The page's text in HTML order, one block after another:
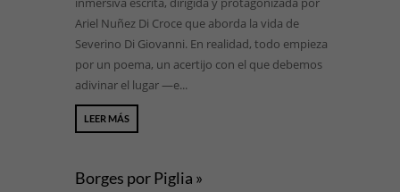
Ariel Nuñez Di Croce que aborda la vida de
Severino Di Giovanni. En realidad, todo empieza
por un poema, un acertijo con el que debemos
adivinar el lugar —e...
LEER MÁS
Borges por Piglia »